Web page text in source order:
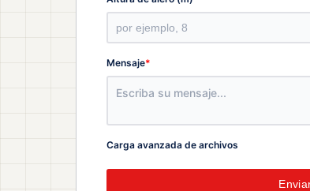
Mensaje*
Carga avanzada de archivos